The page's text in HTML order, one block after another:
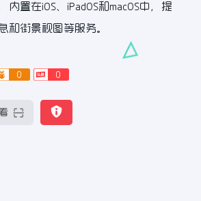
置在iOS、iPadOS和macOS中，提
和街景视图等服务。
0 0